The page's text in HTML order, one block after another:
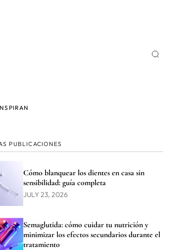
PUBLICACIONES
Cómo blanquear los dientes en casa sin
sensibilidad: guía completa
JULY 23, 2026
Semaglutida: cómo cuidar tu nutrición y
minimizar los efectos secundarios durante el
tratamiento